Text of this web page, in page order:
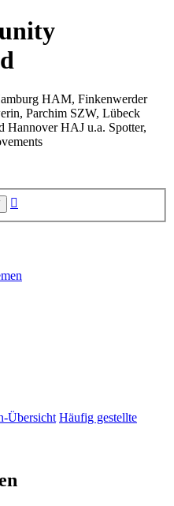
HAM, Finkenwerder
Parchim SZW, Lübeck
HAJ u.a. Spotter,
Suche
Übersicht Häufig gestellte